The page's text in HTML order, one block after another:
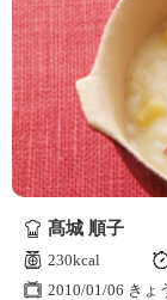
髙城 順子
230kcal
2010/01/06 きょ